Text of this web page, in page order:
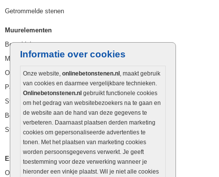
Informatie over cookies
Onze website, onlinebetonstenen.nl , maakt gebruik
van cookies en daarmee vergelijkbare technieken.
Onlinebetonstenen.nl gebruikt functionele cookies
om het gedrag van websitebezoekers na te gaan en
de website aan de hand van deze gegevens te
verbeteren. Daarnaast plaatsen derden marketing
cookies om gepersonaliseerde advertenties te
tonen. Met het plaatsen van marketing cookies
worden persoonsgegevens verwerkt. Je geeft
toestemming voor deze verwerking wanneer je
hieronder een vinkje plaatst. Wil je niet alle cookies
Getrommelde stenen
Muurelementen
Betonbielzen
Muurstenen
Opsluitbanden
Palissaden
Stapelblokken
Betonblokken
Stapelstenen
Extra benodigdheden
Ophoogzand